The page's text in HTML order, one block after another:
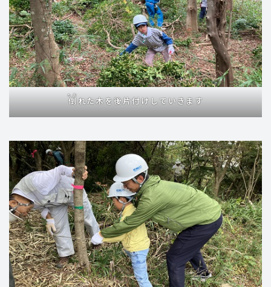
倒
たお
れた木を後片付けしていきます